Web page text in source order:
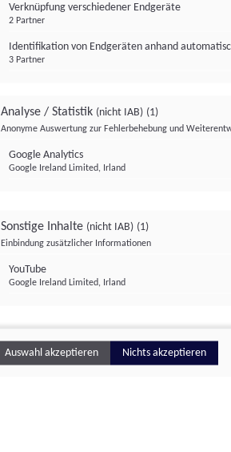
Verknüpfung verschiedener Endgeräte
2 Partner
Identifikation von Endgeräten anhand
3 Partner
Analyse / Statistik (nicht IAB) (1)
Anonyme Auswertung zur Fehlerbehebung und
Google Analytics
Google Ireland Limited, Irland
Sonstige Inhalte (nicht IAB) (1)
Einbindung zusätzlicher Informationen
YouTube
Google Ireland Limited, Irland
Auswahl akzeptieren Nichts akzeptieren